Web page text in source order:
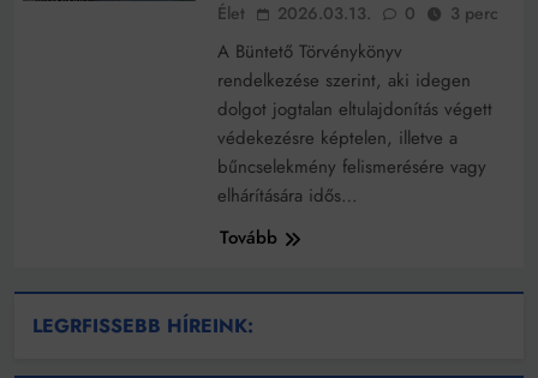
Élet
2026.03.13. 0 3 perc
A Büntető Törvénykönyv
rendelkezése szerint, aki idegen
dolgot jogtalan eltulajdonítás végett
védekezésre képtelen, illetve a
bűncselekmény felismerésére vagy
elhárítására idős…
Tovább
LEGRFISSEBB HÍREINK: